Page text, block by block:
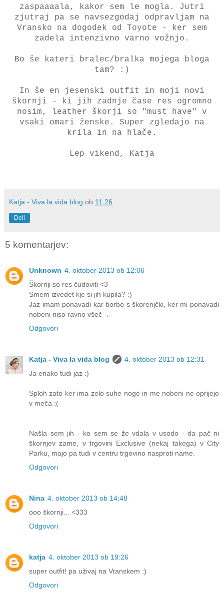
zaspaaaala, kakor sem le mogla. Jutri
zjutraj pa se navsezgodaj odpravljam na
Vransko na dogodek od Toyote - ker sem
zadela intenzivno varno vožnjo.
Bo še kateri bralec/bralka mojega bloga
tam? :)
In še en jesenski outfit in moji novi
škornji - ki jih zadnje čase res ogromno
nosim, leather škorji so "must have" v
vsaki omari ženske. Super zgledajo na
krila in na hlače.
Lep vikend, Katja
Katja - Viva la vida blog ob 11:26
Deli
5 komentarjev:
Unknown 4. oktober 2013 ob 12:06
Škornji so res čudoviti <3
Smem izvedet kje si jih kupila? :)
Jaz imam ponavadi kar borbo s škorenjčki, ker mi ponavadi
nobeni niso ravno všeč -.-
Odgovori
Katja - Viva la vida blog
4. oktober 2013 ob 12:31
Ja enako tudi jaz :)
Sploh zato ker ima zelo suhe noge in me nobeni ne oprijejo
v meča :(
Našla sem jih - ko sem se že vdala v usodo - da pač ni
škornjev zame, v trgovini Exclusive (nekaj takega) v City
Parku, majo pa tudi v centru trgovino nasproti name.
Odgovori
Nina 4. oktober 2013 ob 14:48
ooo škornji... <333
Odgovori
katja 4. oktober 2013 ob 19:26
super outfit! pa uživaj na Vranskem :)
Odgovori